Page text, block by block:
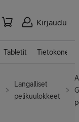
Kirjaudu
Tabletit Tietokoneet
Langalliset
pelikuulokkeet